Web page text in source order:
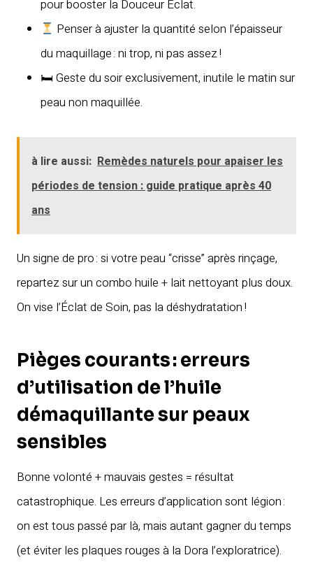
pour booster la Douceur Éclat.
Penser à ajuster la quantité selon l’épaisseur
du maquillage : ni trop, ni pas assez !
🛏 Geste du soir exclusivement, inutile le matin sur
peau non maquillée.
à lire aussi: Remèdes naturels pour apaiser les
périodes de tension : guide pratique après 40
ans
Un signe de pro : si votre peau “crisse” après rinçage,
repartez sur un combo huile + lait nettoyant plus doux.
On vise l’Éclat de Soin, pas la déshydratation !
Pièges courants : erreurs
d’utilisation de l’huile
démaquillante sur peaux
sensibles
Bonne volonté + mauvais gestes = résultat
catastrophique. Les erreurs d’application sont légion :
on est tous passé par là, mais autant gagner du temps
(et éviter les plaques rouges à la Dora l’exploratrice).